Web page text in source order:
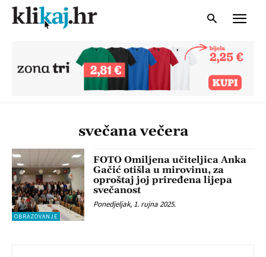
svečana večera
OBRAZOVANJE
FOTO Omiljena učiteljica Anka
Gačić otišla u mirovinu, za
oproštaj joj priređena lijepa
svečanost
Ponedjeljak, 1. rujna 2025.